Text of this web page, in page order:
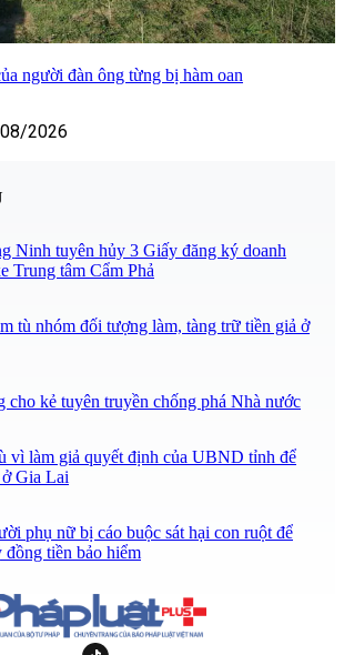
người đàn ông từng bị hàm oan
2026
Ninh tuyên hủy 3 Giấy đăng ký doanh
Trung tâm Cẩm Phả
tù nhóm đối tượng làm, tàng trữ tiền giả ở
cho kẻ tuyên truyền chống phá Nhà nước
vì làm giả quyết định của UBND tỉnh để
Gia Lai
phụ nữ bị cáo buộc sát hại con ruột để
tiền bảo hiểm